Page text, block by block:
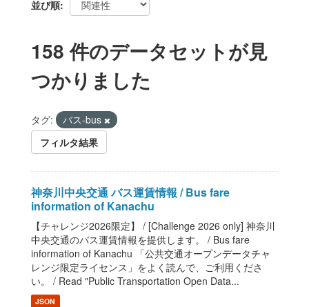
並び順
158 件のデータセットが見
つかりました
タグ:
バス-bus
フィルタ結果
神奈川中央交通 バス運賃情報 / Bus fare
information of Kanachu
【チャレンジ2026限定】 / [Challenge 2026 only] 神奈川
中央交通のバス運賃情報を提供します。 / Bus fare
information of Kanachu 「公共交通オープンデータチャ
レンジ限定ライセンス」をよく読んで、ご利用くださ
い。 / Read "Public Transportation Open Data...
JSON